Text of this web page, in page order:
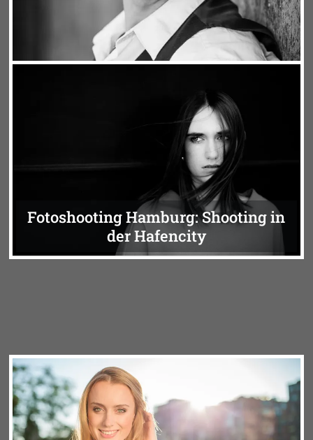
Fotoshooting mit dem Sänger und
Musical-Darsteller Stefan
Kasperkowiak
Fotoshooting Hamburg: Shooting in
der Hafencity